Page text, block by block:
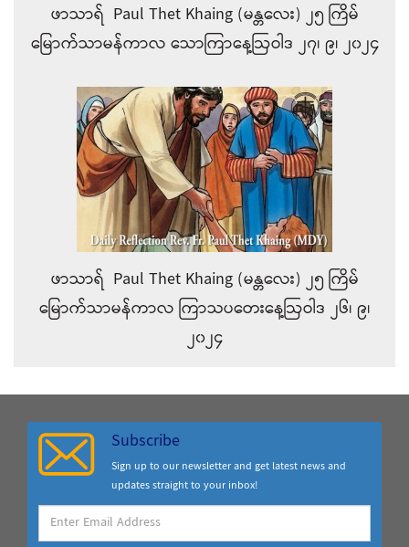
ဖာသာရ် Paul Thet Khaing (မန္တလေး) ၂၅ ကြိမ်
မြောက်သာမန်ကာလ သောကြာနေ့ဩဝါဒ ၂၇၊ ၉၊ ၂၀၂၄
ဖာသာရ် Paul Thet Khaing (မန္တလေး) ၂၅ ကြိမ်
မြောက်သာမန်ကာလ ကြာသပတေးနေ့ဩဝါဒ ၂၆၊ ၉၊
၂၀၂၄
Subscribe
Sign up to our newsletter and get latest news and
updates straight to your inbox!